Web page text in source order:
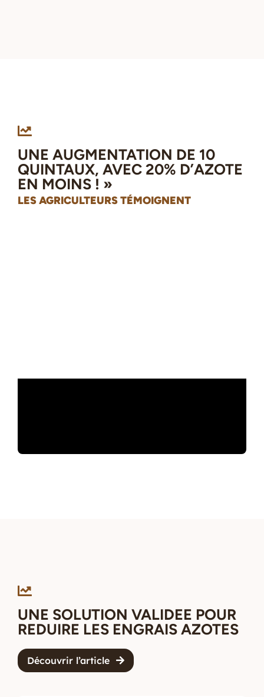
UNE AUGMENTATION DE 10
QUINTAUX, AVEC 20% D’AZOTE
EN MOINS ! »
LES AGRICULTEURS TÉMOIGNENT
UNE SOLUTION VALIDEE POUR
REDUIRE LES ENGRAIS AZOTES
Découvrir l’article